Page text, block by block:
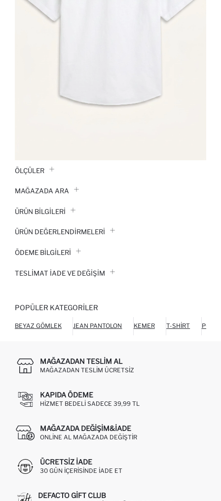
ÖLÇÜLER
MAĞAZADA ARA
ÜRÜN BILGILERI
ÜRÜN DEĞERLENDİRMELERİ
ÖDEME BİLGİLERİ
TESLIMAT İADE VE DEĞIŞIM
POPÜLER KATEGORILER
BEYAZ GÖMLEK JEAN PANTOLON KEMER T-SHIRT POLO
MAĞAZADAN TESLIM AL
MAĞAZADAN TESLIM ÜCRETSIZ
KAPIDA ÖDEME
HIZMET BEDELI SADECE 39,99 TL
MAĞAZADA DEĞIŞIM&İADE
ONLINE AL MAĞAZADA DEĞIŞTIR
ÜCRETSIZ IADE
30 GÜN IÇERISINDE IADE ET
DEFACTO GIFT CLUB